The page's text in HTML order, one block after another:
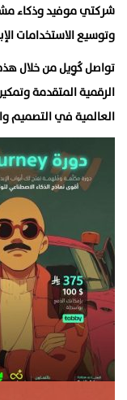
شركتي موفيد وذكاء
وتوسيع الاستخدامات
تواصل كُوِيل من خلال
الرقمية المتقدمة
العالمية في التصميم